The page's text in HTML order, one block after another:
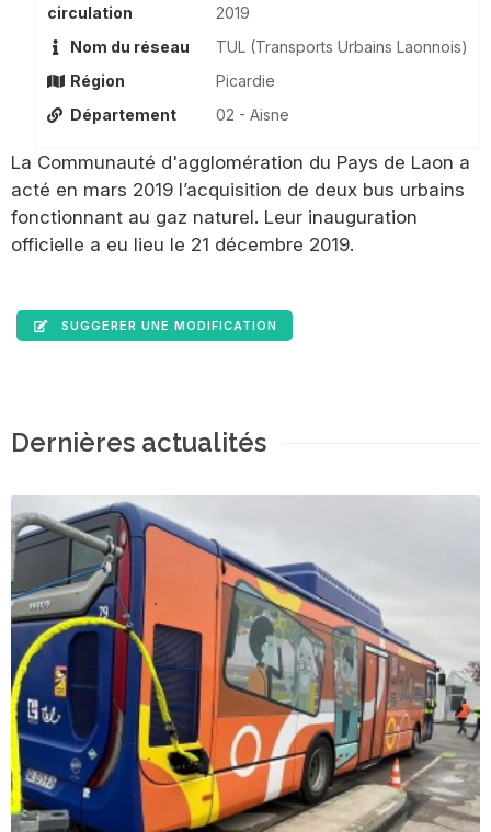
circulation
2019
Nom du réseau
TUL (Transports Urbains Laonnois)
Région
Picardie
Département
02 - Aisne
La Communauté d'agglomération du Pays de Laon a
acté en mars 2019 l’acquisition de deux bus urbains
fonctionnant au gaz naturel. Leur inauguration
officielle a eu lieu le 21 décembre 2019.
SUGGERER UNE MODIFICATION
Dernières actualités